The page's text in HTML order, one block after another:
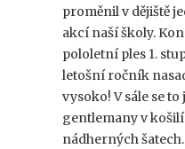
proměnil v dějiště
akcí naší školy.
pololetní ples 1.
letošní ročník
vysoko! V sále se
gentlemany v
nádherných